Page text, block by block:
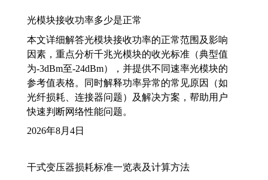
光模块接收功率多少是正常
本文详细解答光模块接收功率的正常范围及影响
因素，重点分析千兆光模块的收光标准（典型值
为-3dBm至-24dBm），并提供不同速率光模块的
参考值表格。同时解释功率异常的常见原因（如
光纤损耗、连接器问题）及解决方案，帮助用户
快速判断网络性能问题。
2026年8月4日
干式变压器损耗标准一览表及计算方法